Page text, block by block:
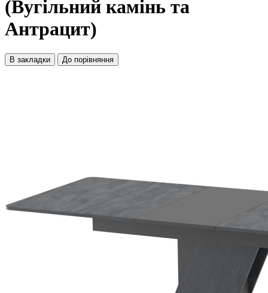
(Вугільний камінь та
Антрацит)
В закладки До порівняння